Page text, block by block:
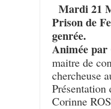
Mardi21
Prison de
genrée.
Animée
maitre de
chercheuse
Présentation
Corinne